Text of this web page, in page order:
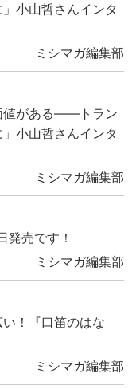
小山哲さんインタ
ミシマガ編集部
値がある――トラン
小山哲さんインタ
ミシマガ編集部
発売です！
ミシマガ編集部
！『口笛のはな
ミシマガ編集部